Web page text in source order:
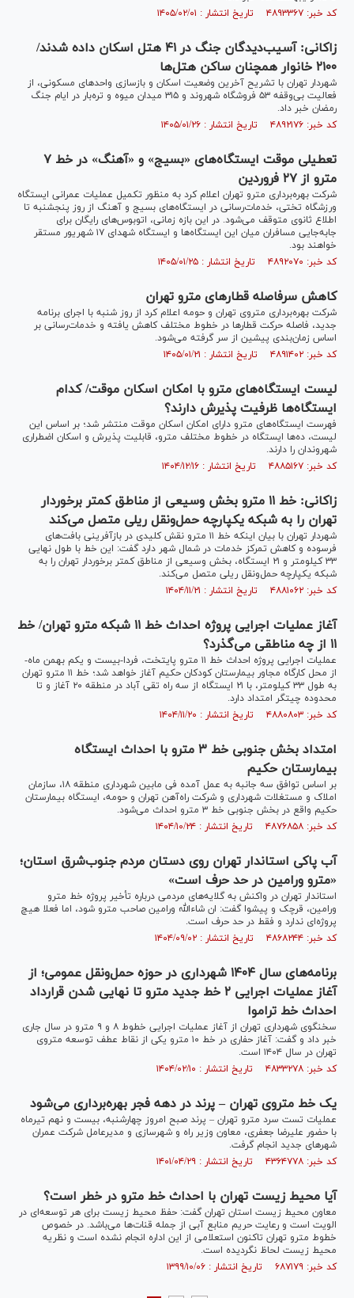
کد خبر: ۴۸۹۳۳۶۷ تاریخ انتشار : ۱۴۰۵/۰۲/۰۱
زاکانی: آسیب‌دیدگان جنگ در ۴۱ هتل اسکان داده شدند/
۲۱۰۰ خانوار همچنان ساکن هتل‌ها
شهردار تهران با تشریح آخرین وضعیت اسکان و بازسازی واحدهای مسکونی، از
فعالیت بی‌وقفه ۵۳ فروشگاه شهروند و ۳۱۵ میدان میوه و تره‌بار در ایام جنگ
رمضان خبر داد.
کد خبر: ۴۸۹۲۱۷۶ تاریخ انتشار : ۱۴۰۵/۰۱/۲۶
تعطیلی موقت ایستگاه‌های «بسیج» و «آهنگ» در خط ۷
مترو از ۲۷ فروردین
شرکت بهره‌برداری مترو تهران اعلام کرد به منظور تکمیل عملیات عمرانی ایستگاه
ورزشگاه تختی، خدمات‌رسانی در ایستگاه‌های بسیج و آهنگ از روز پنجشنبه تا
اطلاع ثانوی متوقف می‌شود. در این بازه زمانی، اتوبوس‌های رایگان برای
جابه‌جایی مسافران میان این ایستگاه‌ها و ایستگاه شهدای ۱۷ شهریور مستقر
خواهند بود.
کد خبر: ۴۸۹۲۰۷۰ تاریخ انتشار : ۱۴۰۵/۰۱/۲۵
کاهش سرفاصله قطارهای مترو تهران
شرکت بهره‌برداری متروی تهران و حومه اعلام کرد از روز شنبه با اجرای برنامه
جدید، فاصله حرکت قطارها در خطوط مختلف کاهش یافته و خدمات‌رسانی بر
اساس زمان‌بندی پیشین از سر گرفته می‌شود.
کد خبر: ۴۸۹۱۴۰۲ تاریخ انتشار : ۱۴۰۵/۰۱/۲۱
لیست ایستگاه‌های مترو با امکان اسکان موقت/ کدام
ایستگاه‌ها ظرفیت پذیرش دارند؟
فهرست ایستگاه‌های مترو دارای امکان اسکان موقت منتشر شد؛ بر اساس این
لیست، ده‌ها ایستگاه در خطوط مختلف مترو، قابلیت پذیرش و اسکان اضطراری
شهروندان را دارند.
کد خبر: ۴۸۸۵۱۶۷ تاریخ انتشار : ۱۴۰۴/۱۲/۱۶
زاکانی: خط ۱۱ مترو بخش وسیعی از مناطق کمتر برخوردار
تهران را به شبکه یکپارچه حمل‌ونقل ریلی متصل می‌کند
شهردار تهران با بیان اینکه خط ۱۱ مترو نقش کلیدی در بازآفرینی بافت‌های
فرسوده و کاهش تمرکز خدمات در شمال شهر دارد گفت: این خط با طول نهایی
۳۳ کیلومتر و ۲۱ ایستگاه، بخش وسیعی از مناطق کمتر برخوردار تهران را به
شبکه یکپارچه حمل‌ونقل ریلی متصل می‌کند.
کد خبر: ۴۸۸۱۰۶۲ تاریخ انتشار : ۱۴۰۴/۱۱/۲۱
آغاز عملیات اجرایی پروژه احداث خط ۱۱ شبکه مترو تهران/ خط
۱۱ از چه مناطقی می‌گذرد؟
عملیات اجرایی پروژه احداث خط ۱۱ مترو پایتخت، فردا-بیست و یکم بهمن ماه-
از محل کارگاه مجاور بیمارستان کودکان حکیم آغاز خواهد شد؛ خط ۱۱ مترو تهران
به طول ۳۳ کیلومتر، با ۲۱ ایستگاه از سه راه تقی آباد در منطقه ۲۰ آغاز و تا
محدوده چیتگر امتداد دارد.
کد خبر: ۴۸۸۰۸۰۳ تاریخ انتشار : ۱۴۰۴/۱۱/۲۰
امتداد بخش جنوبی خط ۳ مترو با احداث ایستگاه
بیمارستان حکیم
بر اساس توافق سه جانبه به عمل آمده فی مابین شهرداری منطقه ۱۸، سازمان
املاک و مستغلات شهرداری و شرکت راه‌آهن تهران و حومه، ایستگاه بیمارستان
حکیم واقع در بخش جنوبی خط ۳ مترو احداث می‌شود.
کد خبر: ۴۸۷۶۸۵۸ تاریخ انتشار : ۱۴۰۴/۱۰/۲۴
آب پاکی استاندار تهران روی دستان مردم جنوب‌شرق استان؛
«مترو ورامین در حد حرف است»
استاندار تهران در واکنش به گلایه‌های مردمی درباره تأخیر پروژه خط مترو
ورامین، قرچک و پیشوا گفت: ان شاءالله ورامین صاحب مترو شود، اما فعلا هیچ
پروژه‌ای ندارد و فقط در حد حرف است.
کد خبر: ۴۸۶۸۲۴۴ تاریخ انتشار : ۱۴۰۴/۰۹/۰۲
برنامه‌های سال ۱۴۰۴ شهرداری در حوزه حمل‌و‌نقل عمومی؛ از
آغاز عملیات اجرایی ۲ خط جدید مترو تا نهایی شدن قرارداد
احداث خط تراموا
سخنگوی شهرداری تهران از آغاز عملیات اجرایی خطوط ۸ و ۹ مترو در سال جاری
خبر داد و گفت: آغاز حفاری در خط ۱۰ مترو یکی از نقاط عطف توسعه متروی
تهران در سال ۱۴۰۴ است.
کد خبر: ۴۸۳۳۲۷۸ تاریخ انتشار : ۱۴۰۴/۰۲/۱۰
یک خط متروی تهران – پرند در دهه فجر بهره‌برداری می‌شود
عملیات تست سرد مترو تهران – پرند صبح امروز چهارشنبه، بیست و نهم تیرماه
با حضور علیرضا جعفری، معاون وزیر راه و شهرسازی و مدیرعامل شرکت عمران
شهرهای جدید انجام گرفت.
کد خبر: ۴۳۶۴۷۷۸ تاریخ انتشار : ۱۴۰۱/۰۴/۲۹
آیا محیط زیست تهران با احداث خط مترو در خطر است؟
معاون محیط زیست استان تهران گفت: حفظ محیط زیست برای هر توسعه‌ای در
الویت است و رعایت حریم منابع آبى از جمله قنات‌ها می‌باشد. در خصوص
خطوط مترو تهران تاکنون استعلامی از این اداره انجام نشده است و نظریه
محیط زیست لحاظ نگردیده است.
کد خبر: ۶۸۷۱۷۹ تاریخ انتشار : ۱۳۹۹/۱۰/۰۶